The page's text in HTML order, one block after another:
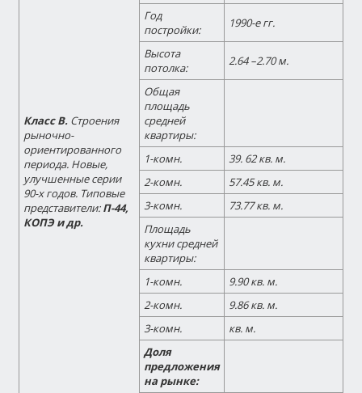
Класс В. Строения
рыночно-
ориентированного
периода. Новые,
улучшенные серии
90-х годов. Типовые
представители:П-44,
КОПЭ и др.
Год
постройки:
1990-е гг.
Высота
потолка:
2.64 –2.70 м.
Общая
площадь
средней
квартиры:
1-комн.
39. 62 кв. м.
2-комн.
57.45 кв. м.
3-комн.
73.77 кв. м.
Площадь
кухни средней
квартиры:
1-комн.
9.90 кв. м.
2-комн.
9.86 кв. м.
3-комн.
кв. м.
Доля
предложения
на рынке: